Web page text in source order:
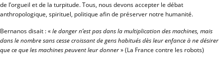
de l’orgueil et de la turpitude. Tous, nous devons accepter le débat
anthropologique, spirituel, politique afin de préserver notre humanité.
Bernanos disait : «le danger n’est pas dans la multiplication des machines, mais
dans le nombre sans cesse croissant de gens habitués dès leur enfance à ne désirer
que ce que les machines peuvent leur donner» (La France contre les robots)